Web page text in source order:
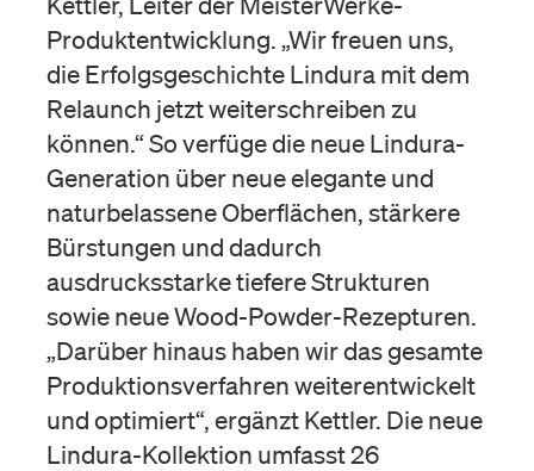
Produktentwicklung. „Wir freuen uns,
die Erfolgsgeschichte Lindura mit dem
Relaunch jetzt weiterschreiben zu
können.“ So verfüge die neue Lindura-
Generation über neue elegante und
naturbelassene Oberflächen, stärkere
Bürstungen und dadurch
ausdrucksstarke tiefere Strukturen
sowie neue Wood-Powder-Rezepturen.
„Darüber hinaus haben wir das gesamte
Produktionsverfahren weiterentwickelt
und optimiert“, ergänzt Kettler. Die neue
Lindura-Kollektion umfasst 26